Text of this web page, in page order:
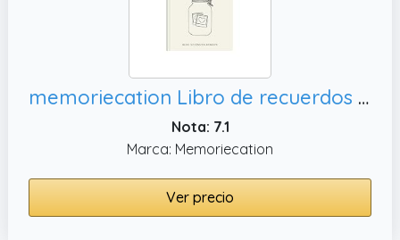
memoriecation Libro de recuerdos de cristal de mermelada para tus mejores momentos, regalos creativos para mujeres y
Nota: 7.1
Marca: Memoriecation
Ver precio